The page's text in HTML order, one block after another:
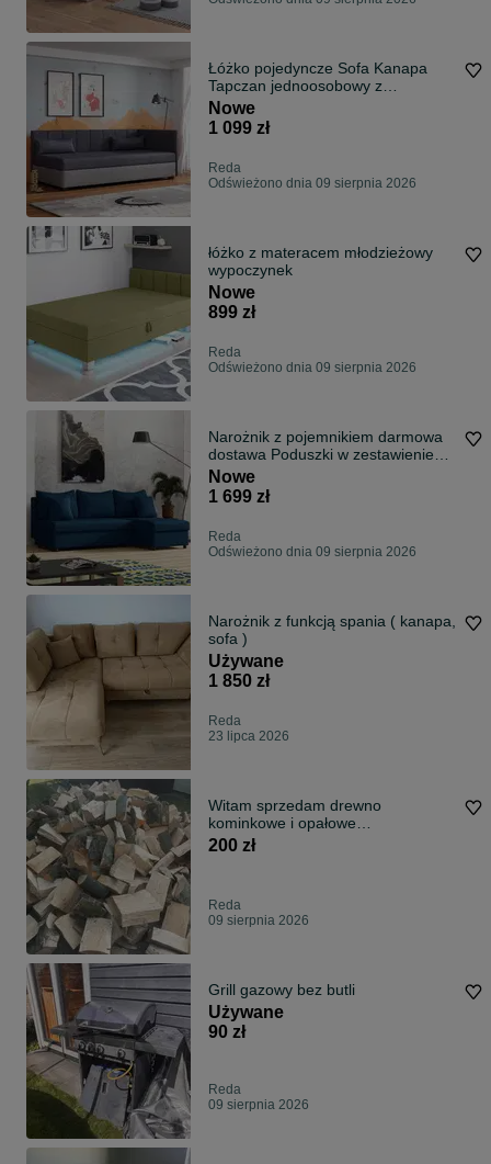
Łóżko pojedyncze Sofa Kanapa
Tapczan jednoosobowy z
materacem gratis
Nowe
1 099 zł
Reda
Odświeżono dnia 09 sierpnia 2026
łóżko z materacem młodzieżowy
wypoczynek
Nowe
899 zł
Reda
Odświeżono dnia 09 sierpnia 2026
Narożnik z pojemnikiem darmowa
dostawa Poduszki w zestawienie
Kanapa
Nowe
1 699 zł
Reda
Odświeżono dnia 09 sierpnia 2026
Narożnik z funkcją spania ( kanapa,
sofa )
Używane
1 850 zł
Reda
23 lipca 2026
Witam sprzedam drewno
kominkowe i opałowe
Przesuszone.Buk,Dąb, Brzoza,
200 zł
Reda
09 sierpnia 2026
Grill gazowy bez butli
Używane
90 zł
Reda
09 sierpnia 2026